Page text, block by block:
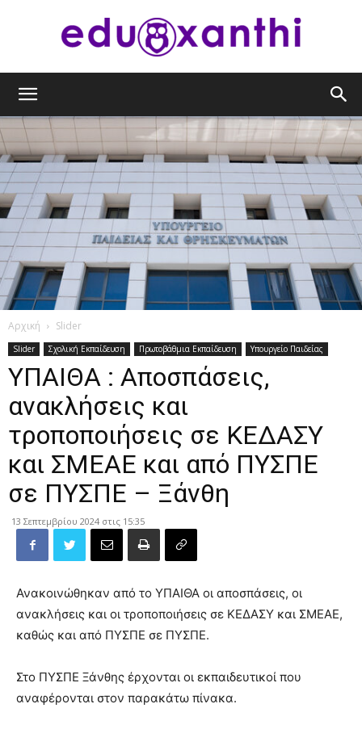
Αρχική Slider
Slider Σχολική Εκπαίδευση Πρωτοβάθμια Εκπαίδευση Υπουργείο Παιδείας
ΥΠΑΙΘΑ : Αποσπάσεις,
ανακλήσεις και
τροποποιήσεις σε ΚΕΔΑΣΥ
και ΣΜΕΑΕ και από ΠΥΣΠΕ
σε ΠΥΣΠΕ – Ξάνθη
13 Σεπτεμβρίου 2024 στις 15:35
Ανακοινώθηκαν από το ΥΠΑΙΘΑ οι αποσπάσεις, οι
ανακλήσεις και οι τροποποιήσεις σε ΚΕΔΑΣΥ και ΣΜΕΑΕ,
καθώς και από ΠΥΣΠΕ σε ΠΥΣΠΕ.
Στο ΠΥΣΠΕ Ξάνθης έρχονται οι εκπαιδευτικοί που
αναφέρονται στον παρακάτω πίνακα.